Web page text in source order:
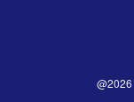
@2026